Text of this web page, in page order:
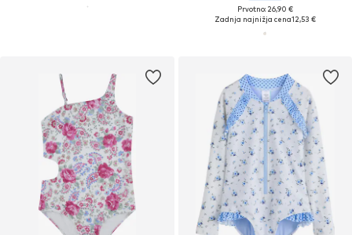
Prvotno: 26,90 €
Zadnja najnižja cena12,53 €